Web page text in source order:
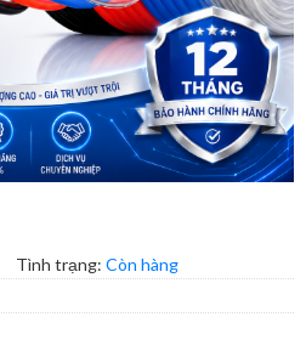
Tình trạng: Còn hàng